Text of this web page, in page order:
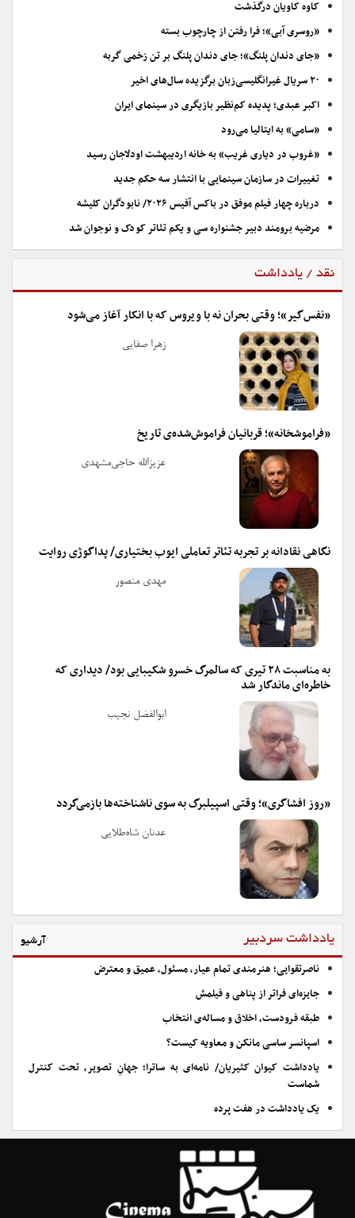
کاوه کاویان درگذشت
«روسری آبی»؛ فرا رفتن از چارچوب بسته
«جای دندان پلنگ»؛ جای دندان پلنگ بر تن زخمی گربه
۲۰ سریال غیرانگلیسی‌زبان برگزیده سال‌های اخیر
اکبر عبدی؛ پدیده کم‌نظیر بازیگری در سینمای ایران
«سامی» به ایتالیا می‌رود
«غروب در دیاری غریب» به خانه اردیبهشت اودلاجان رسید
تغییرات در سازمان سینمایی با انتشار سه حکم جدید
درباره چهار فیلم موفق در باکس آفیس ۲۰۲۶/ نابودگران کلیشه
مرضیه برومند دبیر جشنواره سی و یکم تئاتر کودک و نوجوان شد
نقد / یادداشت
«نفس‌گیر»؛ وقتی بحران نه با ویروس که با انکار آغاز می‌شود
زهرا صفایی
«فراموشخانه»؛ قربانیان فراموش‌شده‌ی تاریخ
عزیزالله حاجی‌مشهدی
نگاهی نقادانه بر تجربه تئاتر تعاملی ایوب بختیاری/ پداگوژی روایت
مهدی منصور
به مناسبت ۲۸ تیری که سالمرگ خسرو شکیبایی بود/ دیداری که
خاطره‌ای ماندگار شد
ابوالفضل نجیب
«روز افشاگری»؛ وقتی اسپیلبرگ به سوی ناشناخته‌ها بازمی‌گردد
عدنان شاه‌طلایی
یادداشت سردبیر آرشیو
ناصرتقوایی؛ هنرمندی تمام عیار، مسئول، عمیق و معترض
جایزه‌ای فراتر از پناهی و فیلمش
طبقه فرودست، اخلاق و مساله‌ی انتخاب
اسپانسر ساسی مانکن و معاویه کیست؟
یادداشت کیوان کثیریان/ نامه‌ای به ساترا؛ جهانِ تصویر، تحت کنترل
شماست
یک یادداشت در هفت پرده